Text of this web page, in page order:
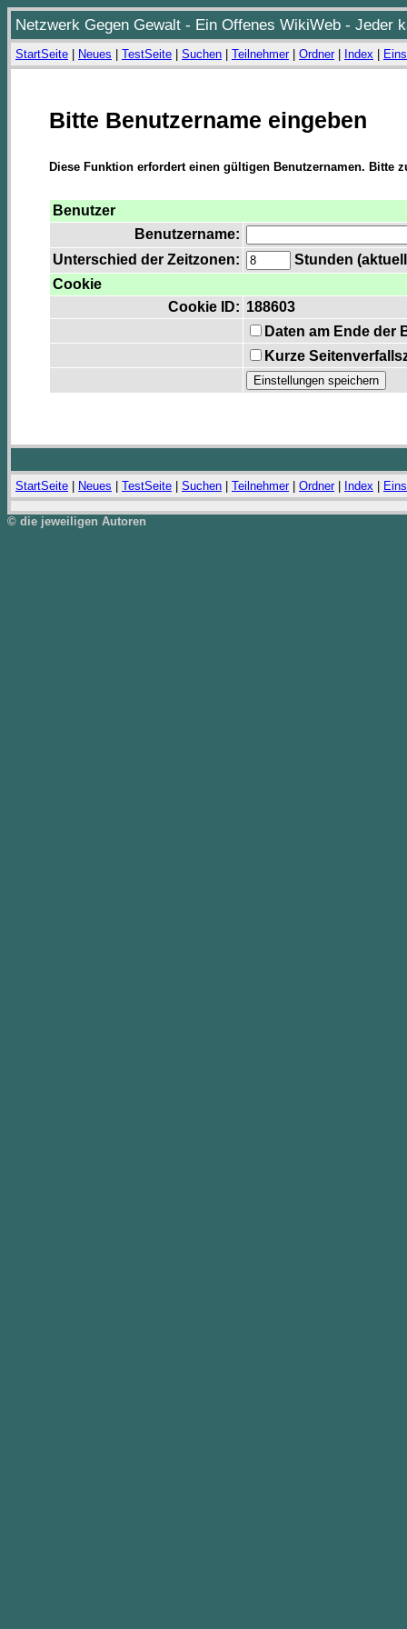
Netzwerk Gegen Gewalt - Ein Offenes WikiWeb - Jeder
StartSeite Neues TestSeite Suchen Teilnehmer| Ordner| Index
Bitte Benutzername eingeben
Diese Funktion erfordert einen gültigen Benutzernamen. Bitte
Benutzer
Benutzername:
Unterschied der Zeitzonen:
Stunden
Cookie
Cookie ID: 188603
Daten am Ende der
Kurze
StartSeite Neues TestSeite Suchen Teilnehmer| Ordner| Index
© die jeweiligen Autoren